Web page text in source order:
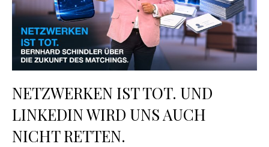
NETZWERKEN IST TOT. UND
LINKEDIN WIRD UNS AUCH
NICHT RETTEN.